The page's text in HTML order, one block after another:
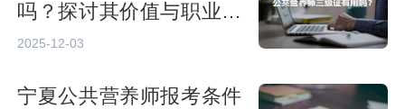
吗？探讨其价值与职业前
景
2025-12-03
宁夏公共营养师报考条件